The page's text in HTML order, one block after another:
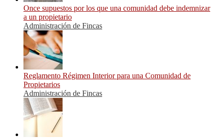
Once supuestos por los que una comunidad debe indemnizar
a un propietario
Administración de Fincas
Reglamento Régimen Interior para una Comunidad de
Propietarios
Administración de Fincas